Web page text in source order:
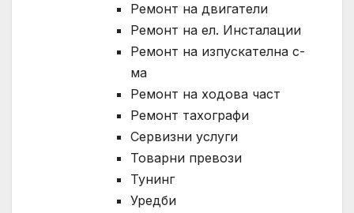
Ремонт на двигатели
Ремонт на ел. Инсталации
Ремонт на изпускателна с-
ма
Ремонт на ходова част
Ремонт тахографи
Сервизни услуги
Товарни превози
Тунинг
Уредби